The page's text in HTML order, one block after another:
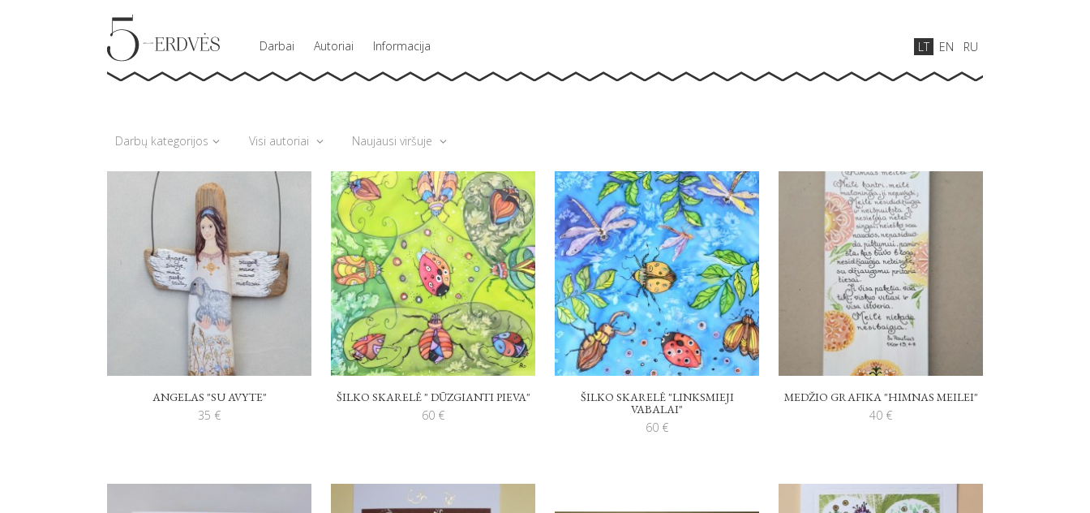
LT EN RU
Darbai Autoriai Informacija
Darbų kategorijos Visi autoriai Naujausi viršuje
ANGELAS "SU AVYTE"
35 €
ŠILKO SKARELĖ " DŪZGIANTI PIEVA"
60 €
ŠILKO SKARELĖ "LINKSMIEJI
VABALAI"
60 €
MEDŽIO GRAFIKA "HIMNAS MEILEI"
40 €